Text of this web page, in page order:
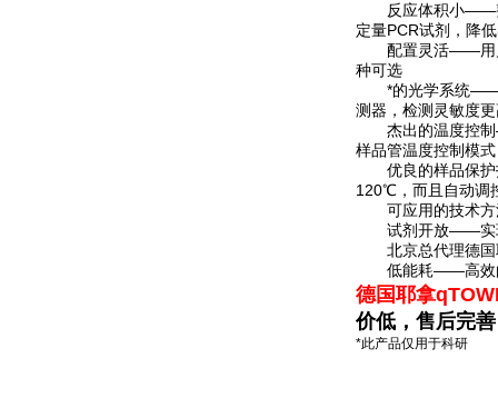
反应体积小——整
定量PCR试剂，降
配置灵活——用户
种可选
*的光学系统——采
测器，检测灵敏度
杰出的温度控制
样品管温度控制模
优良的样品保护
120℃，而且自动调
可应用的技术方
试剂开放——实现
北京总代理德国
低能耗——高效的
德国耶拿
价低，售后完
*此产品仅用于科研